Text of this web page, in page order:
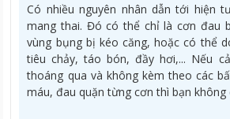
Có nhiều nguyên nhân dẫn tới hiện
mang thai. Đó có thể chỉ là cơn đau
vùng bụng bị kéo căng, hoặc có thể
tiêu chảy, táo bón, đầy hơi,... Nếu
thoáng qua và không kèm theo các
máu, đau quặn từng cơn thì bạn không